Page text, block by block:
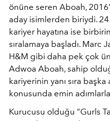
önüne seren Aboah,
aday isimlerden biriydi.
kariyer hayatına ise
sıralamaya başladı. Marc
H&M gibi daha pek çok
Adwoa Aboah, sahip
kariyerinin yanı sıra
konusunda emin
Kurucusu olduğu “Gurls